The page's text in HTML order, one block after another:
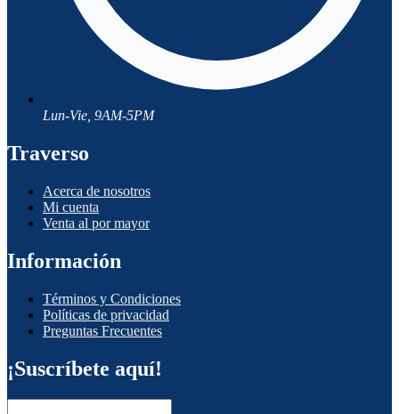
Lun-Vie, 9AM-5PM
Traverso
Acerca de nosotros
Mi cuenta
Venta al por mayor
Información
Términos y Condiciones
Políticas de privacidad
Preguntas Frecuentes
¡Suscríbete aquí!